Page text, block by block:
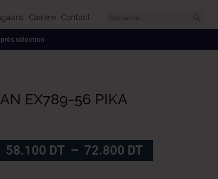
Carrière Contact
sélection
EX789-56 PIKA
58.100 DT – 72.800 DTPlage
de